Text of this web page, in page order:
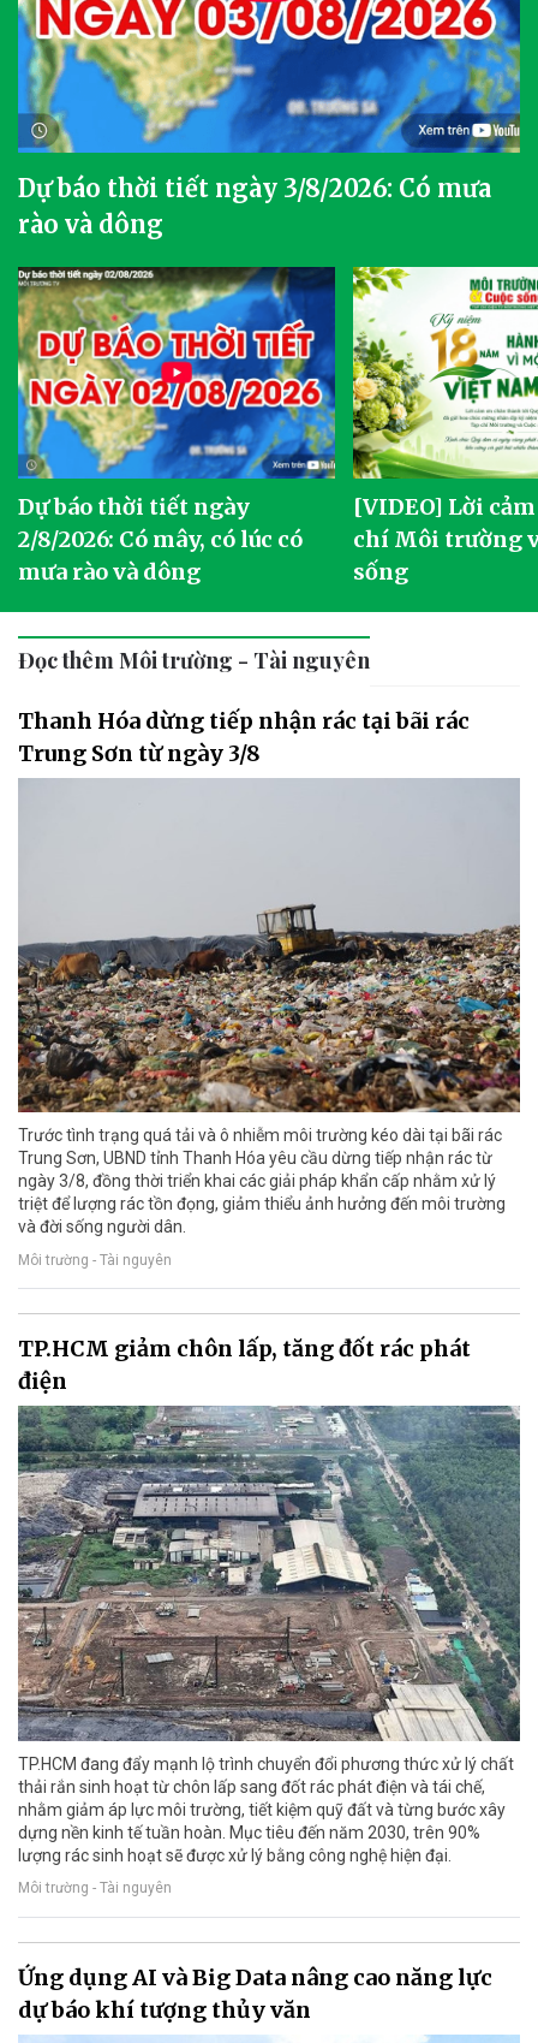
Dự báo thời tiết ngày 3/8/2026: Có mưa
rào và dông
Dự báo thời tiết ngày
2/8/2026: Có mây, có lúc có
mưa rào và dông
[VIDEO] Lời
chí Môi trường
sống
Đọc thêm Môi trường - Tài nguyên
Thanh Hóa dừng tiếp nhận rác tại bãi rác
Trung Sơn từ ngày 3/8
Trước tình trạng quá tải và ô nhiễm môi trường kéo dài tại bãi rác
Trung Sơn, UBND tỉnh Thanh Hóa yêu cầu dừng tiếp nhận rác từ
ngày 3/8, đồng thời triển khai các giải pháp khẩn cấp nhằm xử lý
triệt để lượng rác tồn đọng, giảm thiểu ảnh hưởng đến môi trường
và đời sống người dân.
Môi trường - Tài nguyên
TP.HCM giảm chôn lấp, tăng đốt rác phát
điện
TP.HCM đang đẩy mạnh lộ trình chuyển đổi phương thức xử lý chất
thải rắn sinh hoạt từ chôn lấp sang đốt rác phát điện và tái chế,
nhằm giảm áp lực môi trường, tiết kiệm quỹ đất và từng bước xây
dựng nền kinh tế tuần hoàn. Mục tiêu đến năm 2030, trên 90%
lượng rác sinh hoạt sẽ được xử lý bằng công nghệ hiện đại.
Môi trường - Tài nguyên
Ứng dụng AI và Big Data nâng cao năng lực
dự báo khí tượng thủy văn